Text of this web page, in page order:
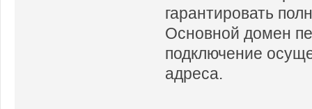
гарантировать
Основной домен
подключение
адреса.